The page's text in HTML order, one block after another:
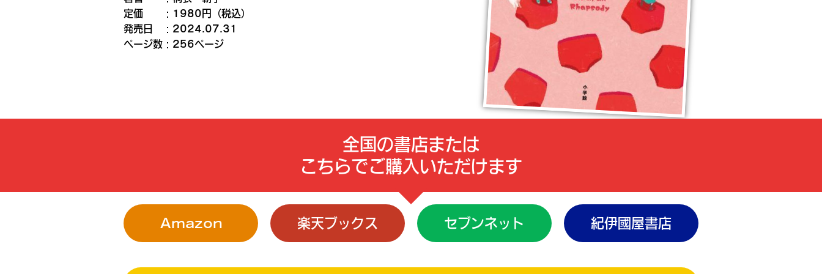
定価 ：1980円（税込）
発売日 ：2024.07.31
ページ数：256ページ
全国の書店または
こちらでご購入いただけます
Amazon 楽天ブックス セブンネット 紀伊國屋書店